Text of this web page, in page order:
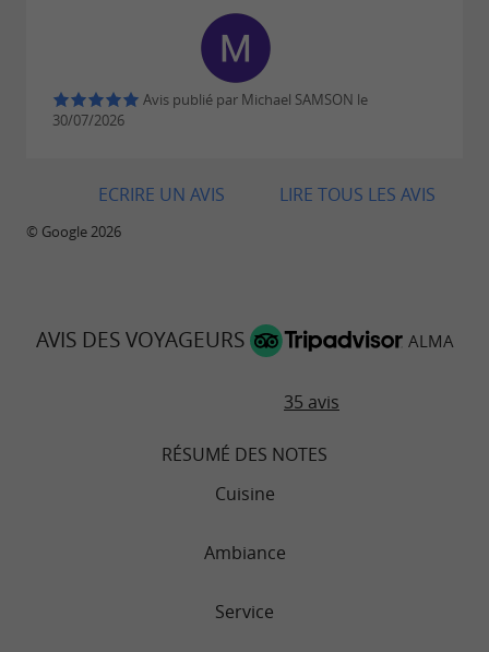
Avis publié par Michael SAMSON le
30/07/2026
LIRE TOUS LES AVIS
ECRIRE UN AVIS
© Google 2026
AVIS DES VOYAGEURS ALMA
35 avis
RÉSUMÉ DES NOTES
Cuisine
Ambiance
Service